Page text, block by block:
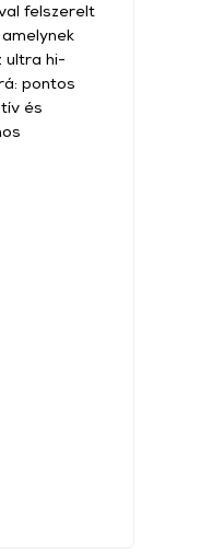
felszerelt
ultra hi-
pontos
és